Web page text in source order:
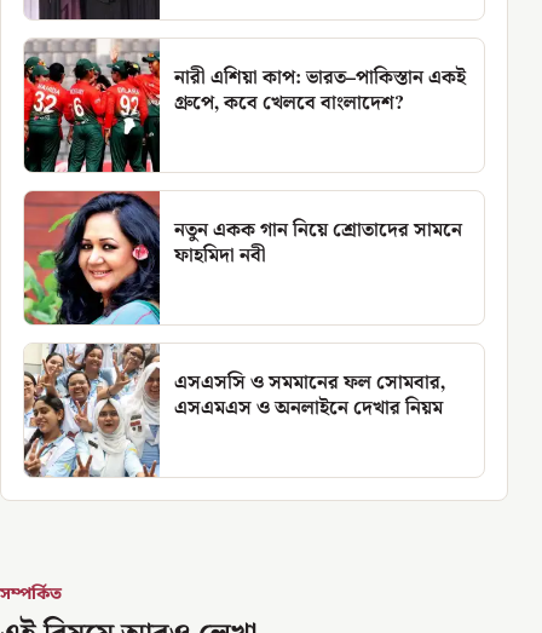
নারী এশিয়া কাপ: ভারত–পাকিস্তান একই
গ্রুপে, কবে খেলবে বাংলাদেশ?
নতুন একক গান নিয়ে শ্রোতাদের সামনে
ফাহমিদা নবী
এসএসসি ও সমমানের ফল সোমবার,
এসএমএস ও অনলাইনে দেখার নিয়ম
সম্পর্কিত